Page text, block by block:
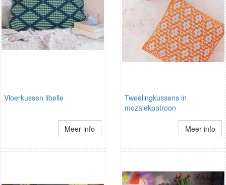
Vloerkussen libelle
Meer info
Tweelingkussens in
mozaiekpatroon
Meer info